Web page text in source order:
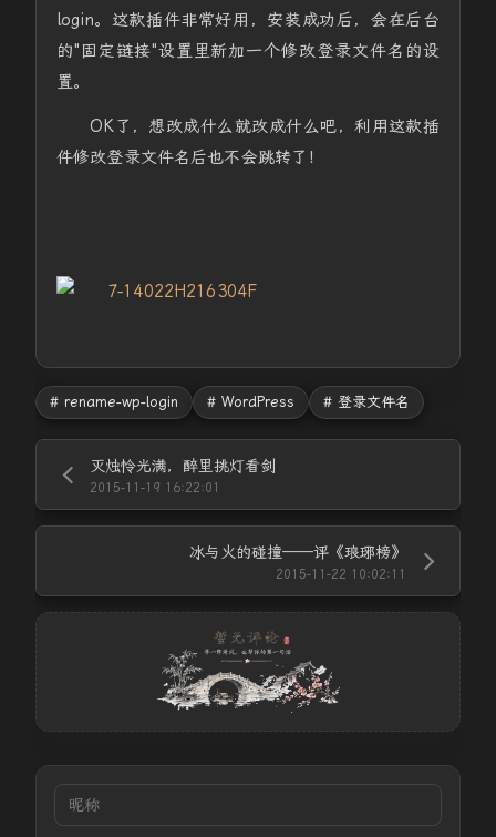
login。这款插件非常好用，安装成功后，会在后台
的"固定链接"设置里新加一个修改登录文件名的设
置。
OK了，想改成什么就改成什么吧，利用这款插
件修改登录文件名后也不会跳转了！
# rename-wp-login # WordPress # 登录文件名
灭烛怜光满，醉里挑灯看剑
2015-11-19 16:22:01
冰与火的碰撞——评《琅琊榜》
2015-11-22 10:02:11